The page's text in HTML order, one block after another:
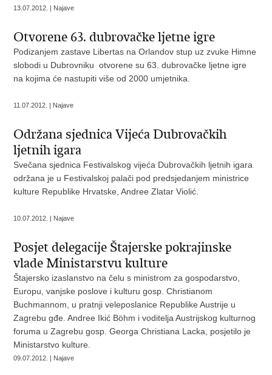
13.07.2012. | Najave
Otvorene 63. dubrovačke ljetne igre
Podizanjem zastave Libertas na Orlandov stup uz zvuke Himne
slobodi u Dubrovniku otvorene su 63. dubrovačke ljetne igre
na kojima će nastupiti više od 2000 umjetnika.
11.07.2012. | Najave
Održana sjednica Vijeća Dubrovačkih
ljetnih igara
Svečana sjednica Festivalskog vijeća Dubrovačkih ljetnih igara
održana je u Festivalskoj palači pod predsjedanjem ministrice
kulture Republike Hrvatske, Andree Zlatar Violić.
10.07.2012. | Najave
Posjet delegacije Štajerske pokrajinske
vlade Ministarstvu kulture
Štajersko izaslanstvo na čelu s ministrom za gospodarstvo,
Europu, vanjske poslove i kulturu gosp. Christianom
Buchmannom, u pratnji veleposlanice Republike Austrije u
Zagrebu gđe. Andree Ikić Böhm i voditelja Austrijskog kulturnog
foruma u Zagrebu gosp. Georga Christiana Lacka, posjetilo je
Ministarstvo kulture.
09.07.2012. | Najave